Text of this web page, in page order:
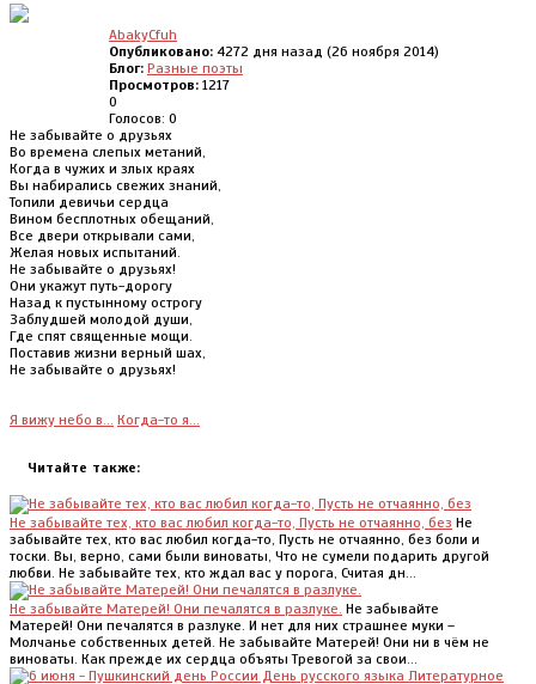
AbakyCfuh
Опубликовано:4272 дня назад (26 ноября 2014)
Блог: Разные поэты
Просмотров:1217
0
Голосов: 0
Не забывайте о друзьях
Во времена слепых метаний,
Когда в чужих и злых краях
Вы набирались свежих знаний,
Топили девичьи сердца
Вином бесплотных обещаний,
Все двери открывали сами,
Желая новых испытаний.
Не забывайте о друзьях!
Они укажут путь-дорогу
Назад к пустынному острогу
Заблудшей молодой души,
Где спят священные мощи.
Поставив жизни верный шах,
Не забывайте о друзьях!
Я вижу небо в... Когда-то я...
Читайте также:
Не забывайте тех, кто вас любил когда-то, Пусть не отчаянно, без Не
забывайте тех, кто вас любил когда-то, Пусть не отчаянно, без боли и
тоски. Вы, верно, сами были виноваты, Что не сумели подарить другой
любви. Не забывайте тех, кто ждал вас у порога, Считая дн...
Не забывайте Матерей! Они печалятся в разлуке. Не забывайте
Матерей! Они печалятся в разлуке. И нет для них страшнее муки –
Молчанье собственных детей. Не забывайте Матерей! Они ни в чём не
виноваты. Как прежде их сердца объяты Тревогой за свои...